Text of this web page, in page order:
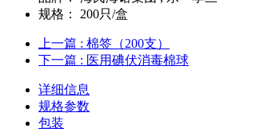
规格：
200只/盒
上一篇 : 棉签（200支）
下一篇 : 医用碘伏消毒棉球
详细信息
规格参数
包装